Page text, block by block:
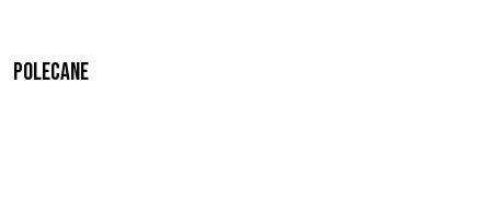
Polecane